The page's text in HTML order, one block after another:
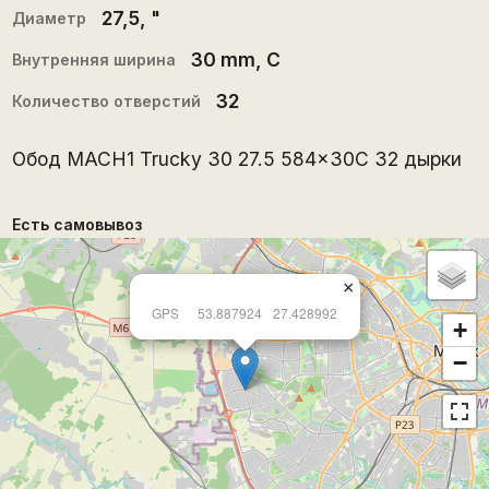
Диаметр 27,5, "
Внутренняя ширина 30 mm , С
Количество отверстий 32
Обод MACH1 Trucky 30 27.5 584x30C 32 дырки
Есть самовывоз
GPS 53.887924 27.428992
×
+
−